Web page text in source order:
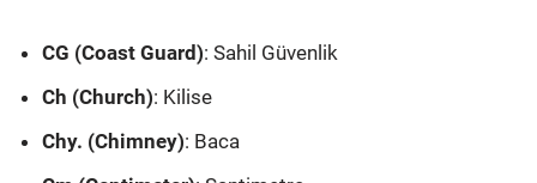
CG (Coast Guard): Sahil Güvenlik
Ch (Church): Kilise
Chy. (Chimney): Baca